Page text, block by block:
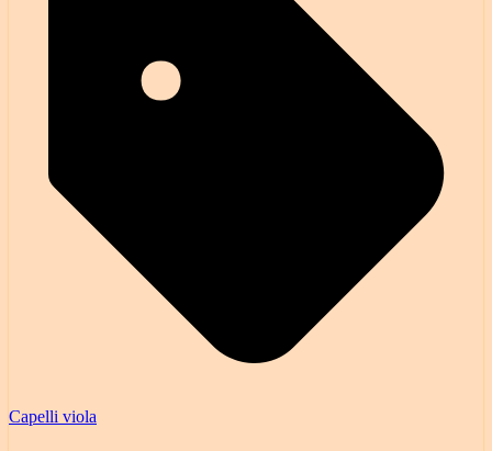
Capelli viola